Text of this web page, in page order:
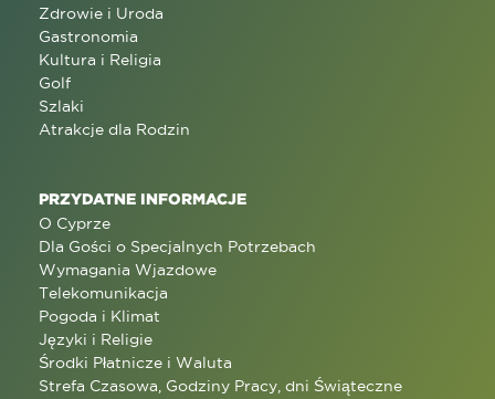
Zdrowie i Uroda
Gastronomia
Kultura i Religia
Golf
Szlaki
Atrakcje dla Rodzin
PRZYDATNE INFORMACJE
O Cyprze
Dla Gości o Specjalnych Potrzebach
Wymagania Wjazdowe
Telekomunikacja
Pogoda i Klimat
Języki i Religie
Środki Płatnicze i Waluta
Strefa Czasowa, Godziny Pracy, dni Świąteczne